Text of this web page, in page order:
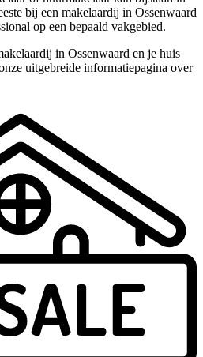
bij een makelaardij in Ossenwaard
op een bepaald vakgebied.
in Ossenwaard en je huis
uitgebreide informatiepagina over